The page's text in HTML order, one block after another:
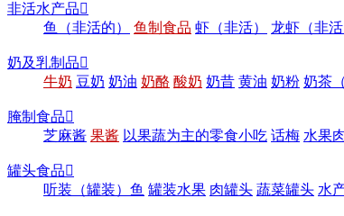
非活水产品
鱼（非活的）
鱼制食品 虾（非活） 龙虾（非活
奶及乳制品
牛奶 豆奶 奶油 奶酪 酸奶 奶昔 黄油 奶粉 奶茶
腌制食品
芝麻酱 果酱 以果蔬为主的零食小吃 话梅 水果
罐头食品
听装（罐装）鱼 罐装水果 肉罐头 蔬菜罐头 水